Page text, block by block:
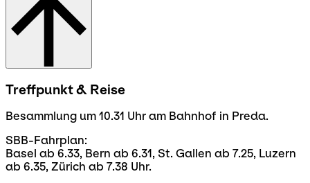
Treffpunkt & Reise
Besammlung um 10.31 Uhr am Bahnhof in Preda.
SBB-Fahrplan:
Basel ab 6.33, Bern ab 6.31, St. Gallen ab 7.25, Luzern
ab 6.35, Zürich ab 7.38 Uhr.